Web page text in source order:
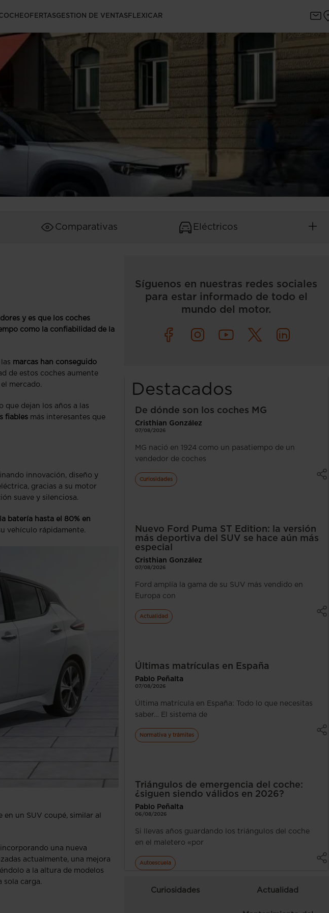
OFERTASGESTION DE VENTASFLEXICAR
fiables
Comparativas Eléctricos
y es que los coches
como la confiabilidad de la
marcas han conseguido
de estos coches aumente
mercado.
que dejan los años a las
fiables más interesantes que
innovación, diseño y
gracias a su motor
suave y silenciosa.
batería hasta el 80% en
vehículo rápidamente.
un SUV coupé, similar al
incorporando una nueva
actualmente, una mejora
a la altura de modelos
sola carga.
Síguenos en nuestras redes sociales
para estar informado de todo el
mundo del motor.
Destacados
De dónde son los coches MG
Cristhian González
07/08/2026
MG nació en 1924 como un pasatiempo de un
vendedor de coches
Curiosidades
Nuevo Ford Puma ST Edition: la versión
más deportiva del SUV se hace aún más
especial
Cristhian González
07/08/2026
Ford amplía la gama de su SUV más vendido en
Europa con
Actualidad
Últimas matrículas en España
Pablo Peñalta
07/08/2026
Última matrícula en España: Todo lo que necesitas
saber… El sistema de
Normativa y trámites
Triángulos de emergencia del coche:
¿siguen siendo válidos en 2026?
Pablo Peñalta
06/08/2026
Si llevas años guardando los triángulos del coche
en el maletero «por
Autoescuela
Curiosidades Actualidad